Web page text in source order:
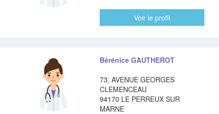
Voir le profil
Bérénice GAUTHEROT
73, AVENUE GEORGES
CLEMENCEAU
94170 LE PERREUX SUR
MARNE